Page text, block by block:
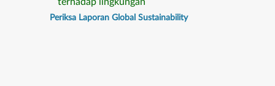
Periksa Laporan Global Sustainability